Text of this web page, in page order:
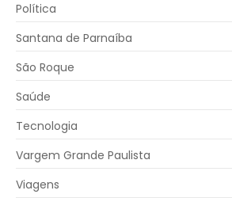
Política
Santana de Parnaíba
São Roque
Saúde
Tecnologia
Vargem Grande Paulista
Viagens